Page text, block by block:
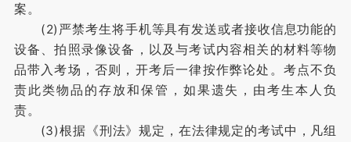
案。
(2)严禁考生将手机等具有发送或者接收信息功能的
设备、拍照录像设备，以及与考试内容相关的材料等物
品带入考场，否则，开考后一律按作弊论处。考点不负
责此类物品的存放和保管，如果遗失，由考生本人负
责。
(3)根据《刑法》规定，在法律规定的考试中，凡组